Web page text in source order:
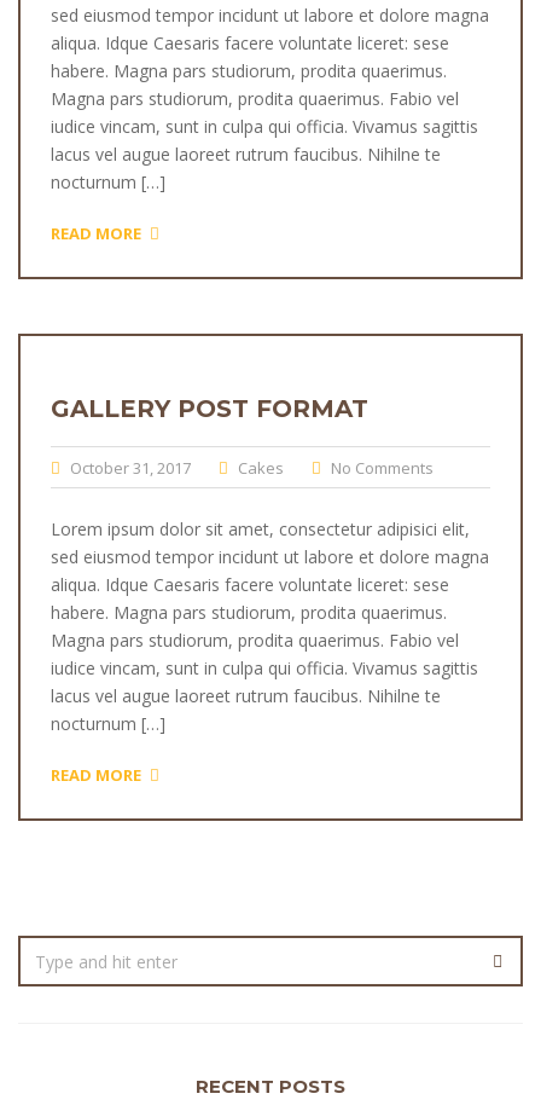
sed eiusmod tempor incidunt ut labore et dolore magna
aliqua. Idque Caesaris facere voluntate liceret: sese
habere. Magna pars studiorum, prodita quaerimus.
Magna pars studiorum, prodita quaerimus. Fabio vel
iudice vincam, sunt in culpa qui officia. Vivamus sagittis
lacus vel augue laoreet rutrum faucibus. Nihilne te
nocturnum […]
READ MORE
GALLERY POST FORMAT
October 31, 2017 Cakes No Comments
Lorem ipsum dolor sit amet, consectetur adipisici elit,
sed eiusmod tempor incidunt ut labore et dolore magna
aliqua. Idque Caesaris facere voluntate liceret: sese
habere. Magna pars studiorum, prodita quaerimus.
Magna pars studiorum, prodita quaerimus. Fabio vel
iudice vincam, sunt in culpa qui officia. Vivamus sagittis
lacus vel augue laoreet rutrum faucibus. Nihilne te
nocturnum […]
READ MORE
RECENT POSTS